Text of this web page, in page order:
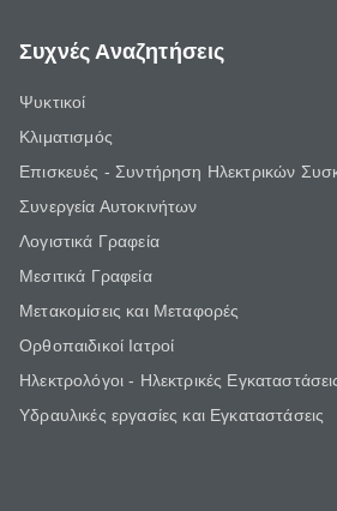
Συχνές Αναζητήσεις
Ψυκτικοί
Κλιματισμός
Επισκευές - Συντήρηση Ηλεκτρικών
Συνεργεία Αυτοκινήτων
Λογιστικά Γραφεία
Μεσιτικά Γραφεία
Μετακομίσεις και Μεταφορές
Ορθοπαιδικοί Ιατροί
Ηλεκτρολόγοι - Ηλεκτρικές
Υδραυλικές εργασίες και Εγκαταστάσεις